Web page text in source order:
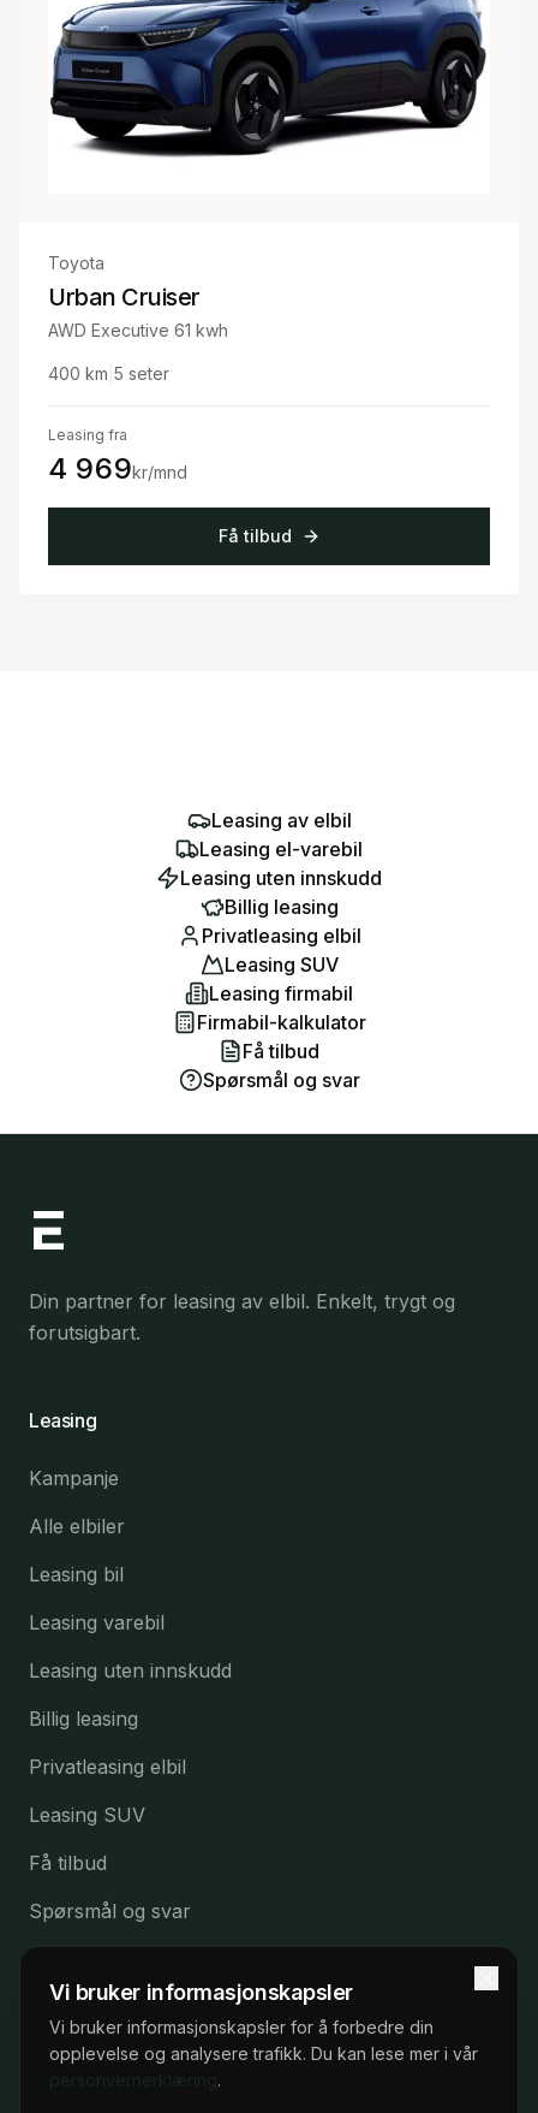
Vi bruker informasjonskapsler
Vi bruker informasjonskapsler for å forbedre din
opplevelse og analysere trafikk. Du kan lese mer i vår
personvernerklæring.
Toyota
Urban Cruiser
AWD Executive 61 kwh
400 km 5 seter
Leasing fra
4 969kr/mnd
Få tilbud
Leasing av elbil
Leasing el-varebil
Leasing uten innskudd
Billig leasing
Privatleasing elbil
Leasing SUV
Leasing firmabil
Firmabil-kalkulator
Få tilbud
Spørsmål og svar
Din partner for leasing av elbil. Enkelt, trygt og
forutsigbart.
Leasing
Kampanje
Alle elbiler
Leasing bil
Leasing varebil
Leasing uten innskudd
Billig leasing
Privatleasing elbil
Leasing SUV
Få tilbud
Spørsmål og svar
Om oss
Om Elbilleasing.no